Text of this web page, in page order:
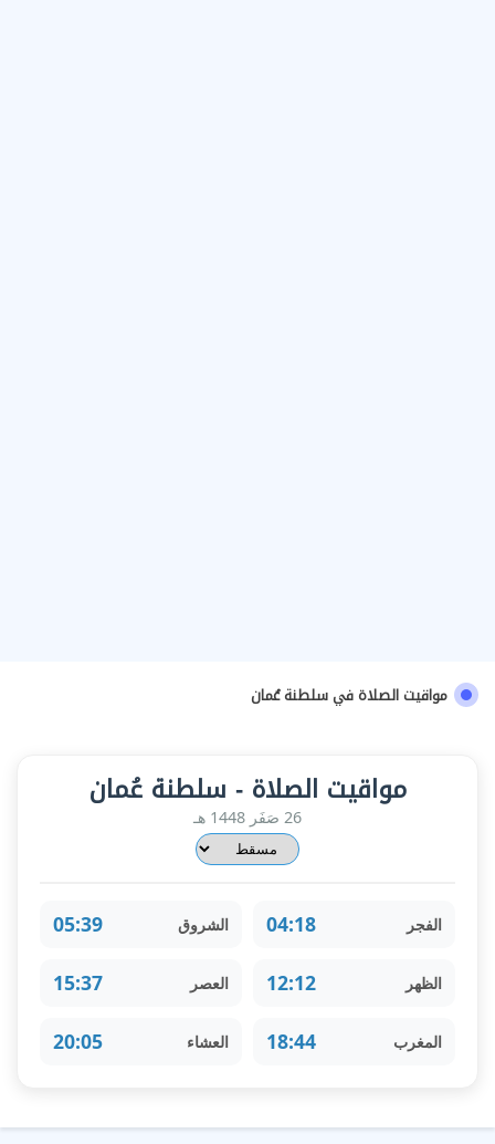
مواقيت الصلاة في سلطنة عُمان
مواقيت الصلاة - سلطنة عُمان
26 صَفَر 1448 هـ
الفجر 04:18 الشروق 05:39
الظهر 12:12 العصر 15:37
المغرب 18:44 العشاء 20:05